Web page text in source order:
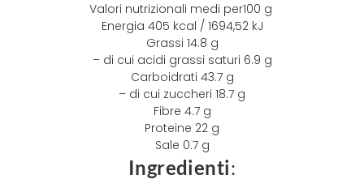
Valori nutrizionali medi per100 g
Energia 405 kcal / 1694,52 kJ
Grassi 14.8 g
– di cui acidi grassi saturi 6.9 g
Carboidrati 43.7 g
– di cui zuccheri 18.7 g
Fibre 4.7 g
Proteine 22 g
Sale 0.7 g
Ingredienti: